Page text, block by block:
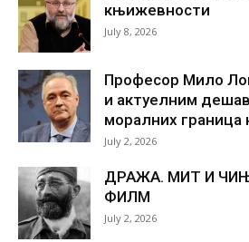
књижевности
July 8, 2026
Професор Мило
и актуелним
моралних
July 2, 2026
ДРАЖА. МИТ И
ФИЛМ
July 2, 2026